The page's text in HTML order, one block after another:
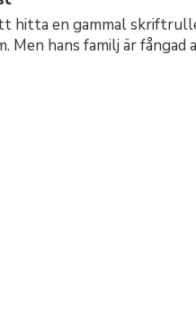
hitta en gammal
hans familj är fångad